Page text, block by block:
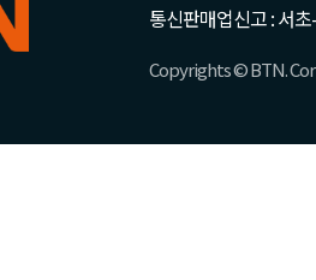
통신판매업신고 : 서
Copyrights © BTN.